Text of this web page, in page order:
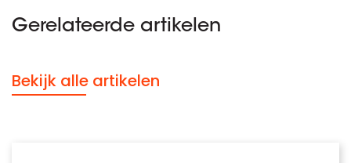
Gerelateerde artikelen
Bekijk alle artikelen